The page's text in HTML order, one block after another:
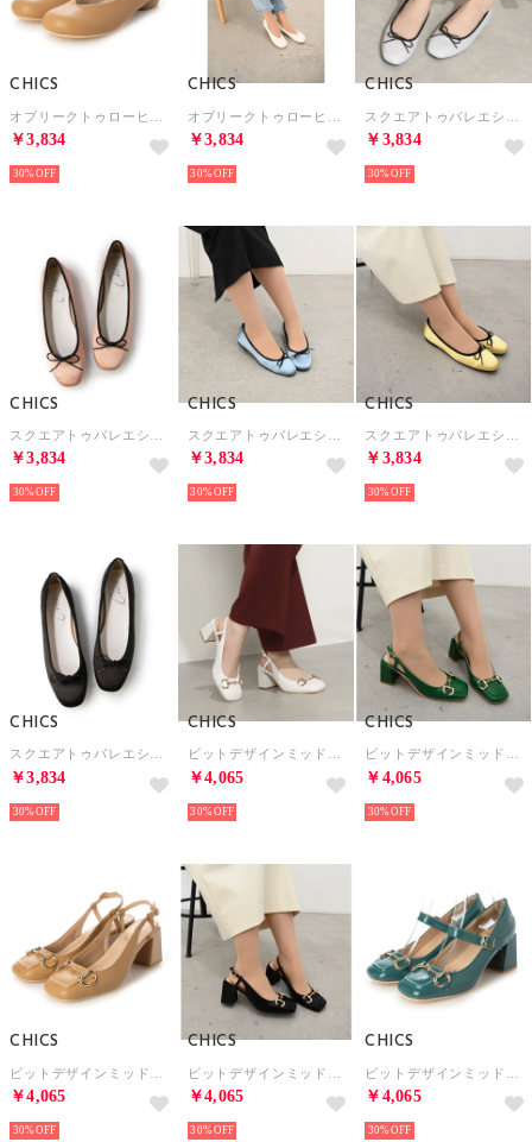
CHICS
￥3,834
30%
CHICS
￥3,834
30%
CHICS
￥3,834
30%
CHICS
￥3,834
30%
CHICS
￥3,834
30%
CHICS
￥3,834
30%
CHICS
スクエアトゥバレエシューズ （BLK）
￥3,834
30%
CHICS
ビットデザインミッドヒールスリングバックパンプス （IVR）
￥4,065
30%
CHICS
ビットデザインミッドヒールスリングバックパンプス （GRN）
￥4,065
30%
CHICS
￥4,065
30%
CHICS
￥4,065
30%
CHICS
￥4,065
30%